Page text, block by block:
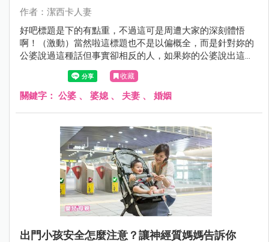
作者：潔西卡人妻
好吧標題是下的有點重，不過這可是周遭大家的深刻體悟
啊！（激動）當然啦這標題也不是以偏概全，而是針對妳的
公婆說過這種話但事實卻相反的人，如果妳的公婆說出這些
話也真的把妳當女兒看的人可以自動上一頁謝謝～～～～～
收藏
關鍵字： 公婆 、 婆媳 、 夫妻 、 婚姻
出門小孩安全怎麼注意？讓神經質媽媽告訴你